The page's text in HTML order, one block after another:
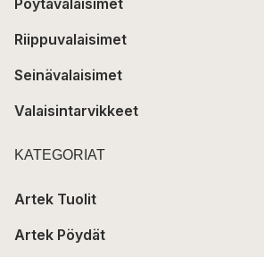
Pöytävalaisimet
Riippuvalaisimet
Seinävalaisimet
Valaisintarvikkeet
KATEGORIAT
Artek Tuolit
Artek Pöydät